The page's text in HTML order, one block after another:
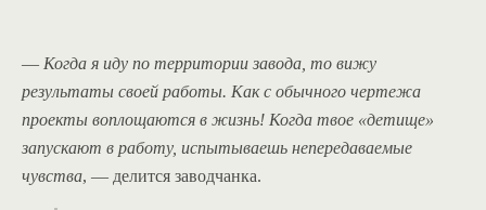
— Когда я иду по территории завода, то вижу
результаты своей работы. Как с обычного чертежа
проекты воплощаются в жизнь! Когда твое «детище»
запускают в работу, испытываешь непередаваемые
чувства, — делится заводчанка.